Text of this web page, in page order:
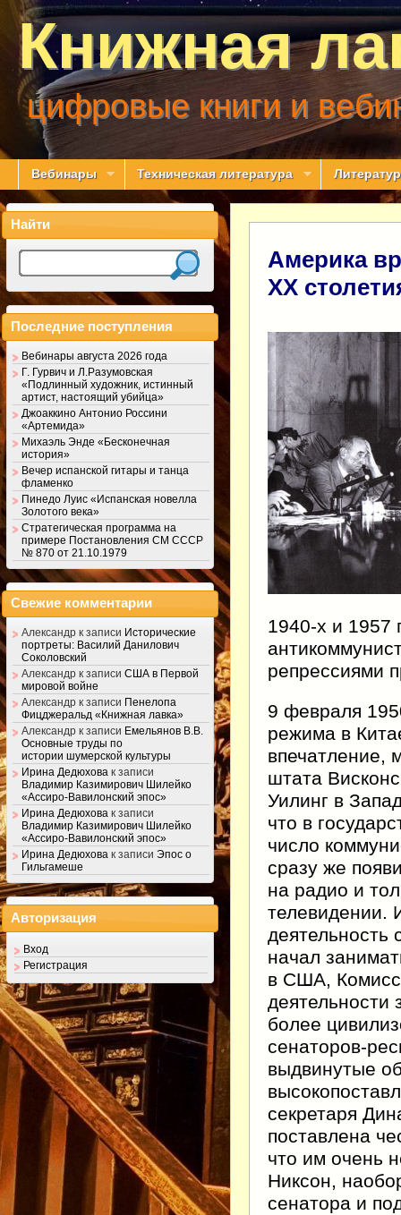
Книжная
цифровые книги и
Вебинары Техническая литература
Америка
ХХ
1940-х и 1957
репрессиями
9 февраля
режима в
впечатление,
штата
Уилинг в
что в
число
сразу же
на радио и
телевидении.
деятельность
начал
в США,
деятельности
более
сенаторов-
выдвинутые
секретаря
поставлена
что им очень
Никсон,
сенатора и
Найти
Последние поступления
Вебинары августа 2026 года
Г. Гурвич и Л.Разумовская
«Подлинный художник, истинный
артист, настоящий убийца»
Джоаккино Антонио Россини
«Артемида»
Михаэль Энде «Бесконечная
история»
Вечер испанской гитары и танца
фламенко
Пинедо Луис «Испанская новелла
Золотого века»
Стратегическая программа на
примере Постановления СМ СССР
№ 870 от 21.10.1979
Свежие комментарии
Александр к записи Исторические
портреты: Василий Данилович
Соколовский
Александр к записи США в Первой
мировой войне
Александр к записи Пенелопа
Фицджеральд «Книжная лавка»
Александр к записи Емельянов В.В.
Основные труды по
истории шумерской культуры
Ирина Дедюхова к записи
Владимир Казимирович Шилейко
«Ассиро-Вавилонский эпос»
Ирина Дедюхова к записи
Владимир Казимирович Шилейко
«Ассиро-Вавилонский эпос»
Ирина Дедюхова к записи Эпос о
Гильгамеше
Авторизация
Вход
Регистрация